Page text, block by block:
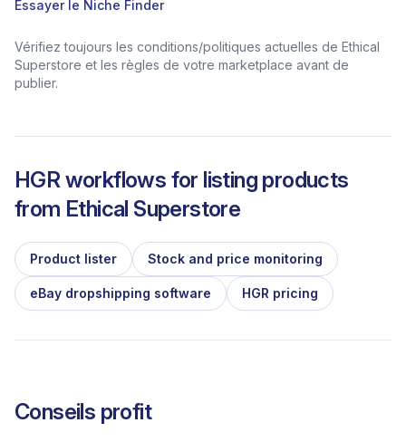
Essayer le Niche Finder
Vérifiez toujours les conditions/politiques actuelles de Ethical
Superstore et les règles de votre marketplace avant de
publier.
HGR workflows for listing products
from Ethical Superstore
Product lister Stock and price monitoring
eBay dropshipping software HGR pricing
Conseils profit